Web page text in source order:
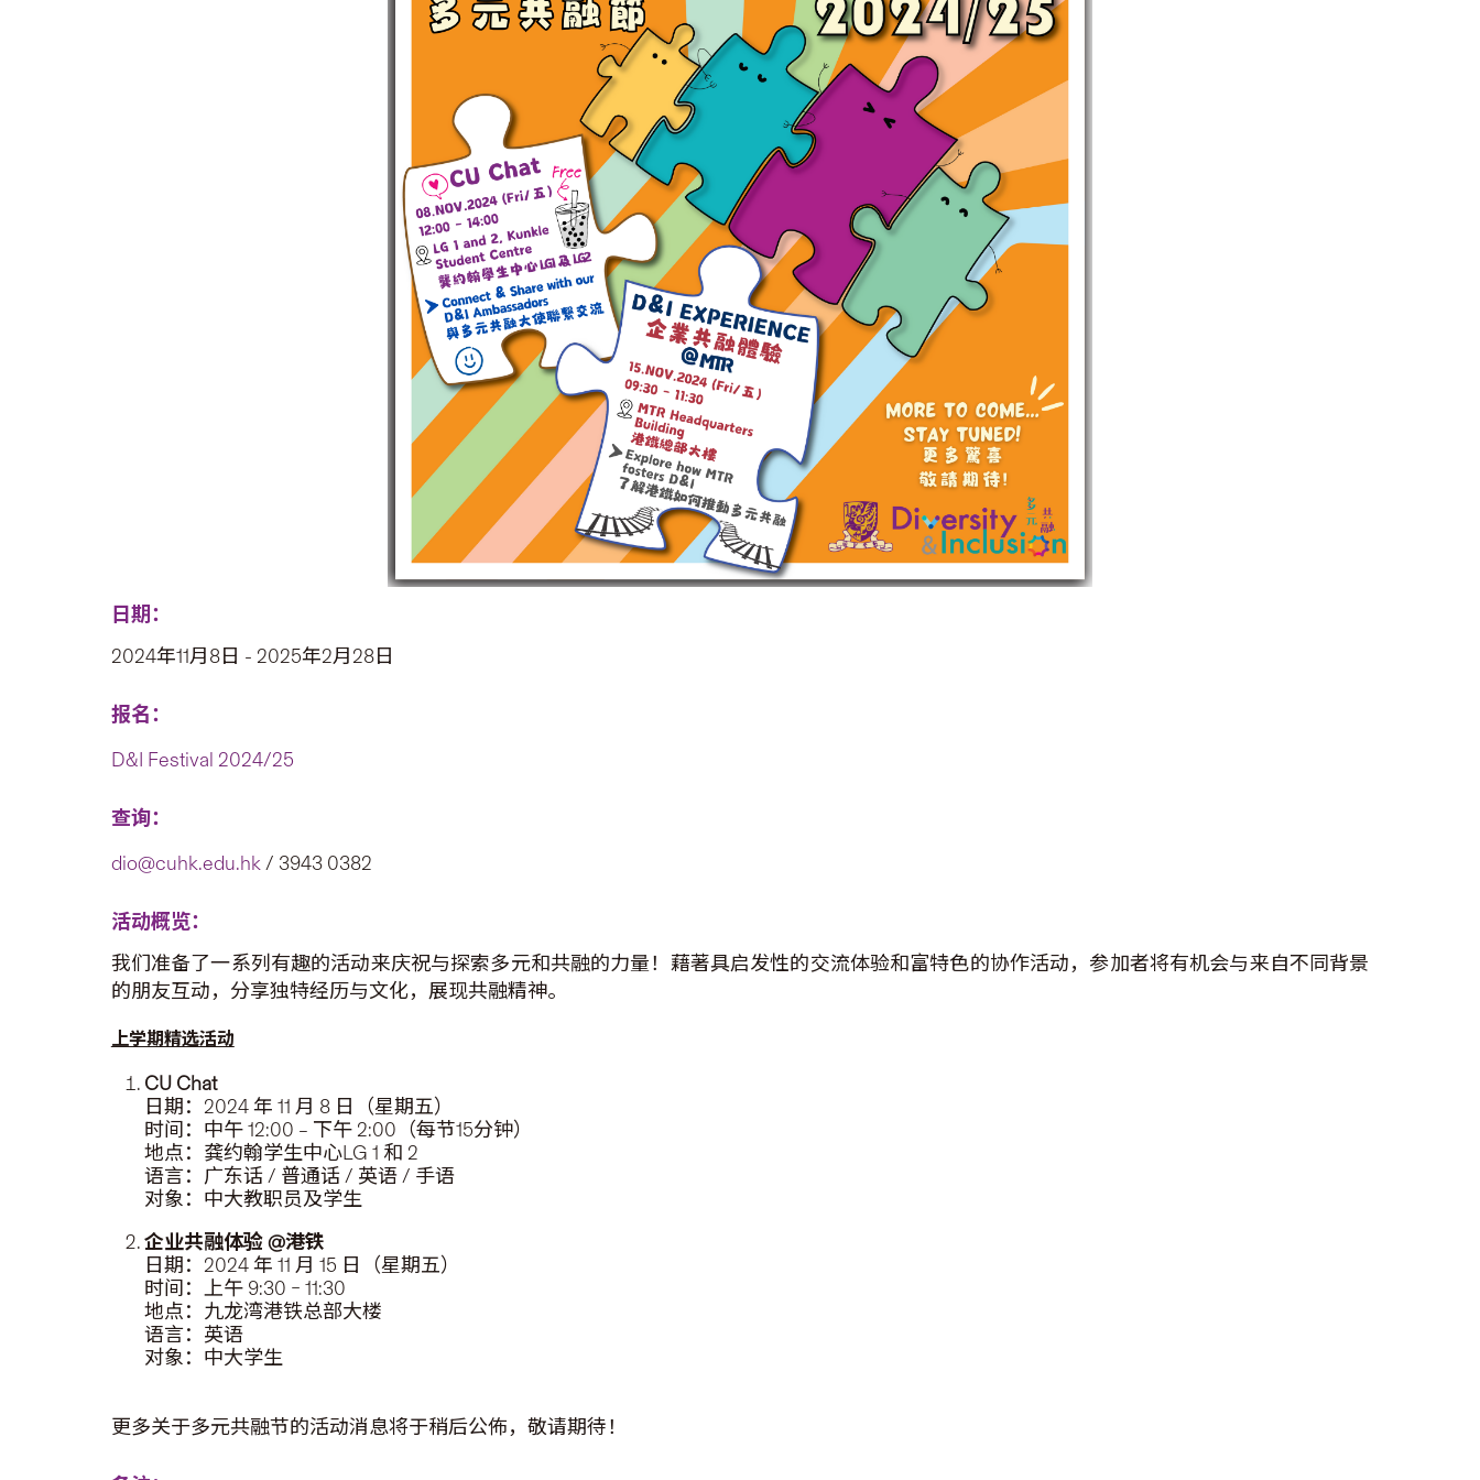
日期：
2024年11月8日 - 2025年2月28日
报名：
D&I Festival 2024/25
查询：
dio@cuhk.edu.hk/ 3943 0382
活动概览：
我们准备了一系列有趣的活动来庆祝与探索多元和共融的力量！藉著具启发性的交流体验和富特色的协作活动，参加者将有机会与来自不同背景
的朋友互动，分享独特经历与文化，展现共融精神。
上学期精选活动
CU Chat
日期：2024 年 11 月 8 日（星期五）
时间：中午 12:00 – 下午 2:00（每节15分钟）
地点：龚约翰学生中心LG 1 和 2
语言：广东话 / 普通话 / 英语 / 手语
对象：中大教职员及学生
企业共融体验 @港铁
日期：2024 年 11 月 15 日（星期五）
时间：上午 9:30 – 11:30
地点：九龙湾港铁总部大楼
语言：英语
对象：中大学生
更多关于多元共融节的活动消息将于稍后公佈，敬请期待！